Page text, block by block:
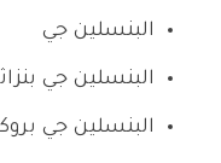
البنسلين جي
البنسلين جي
البنسلين جي